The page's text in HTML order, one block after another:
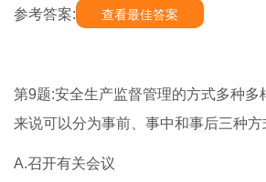
参考答案: 查看最佳答案
第9题:安全生产监督管理的方式多种多
来说可以分为事前、事中和事后三种方
A.召开有关会议